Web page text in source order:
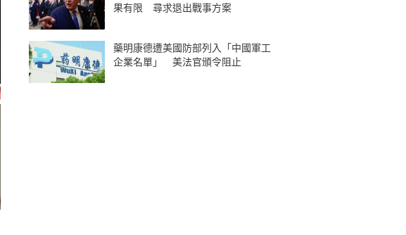
果有限 尋求退出戰事方案
藥明康德遭美國防部列入「中國軍工
企業名單」 美法官頒令阻止